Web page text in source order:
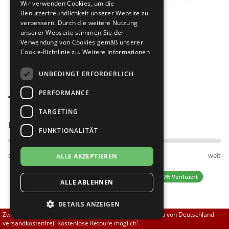
Brautschuhe
Sneaker
Übergrößen 43-44
Flexerinas
Merlet
Nueva Epoca
RayRose
Rummos
Rumpf
SoDanca
TopTanz
Bilder
Top Tanz 4214 Lion
Passt am besten bei Fußweite:
schmal normal weit
4.33 (6 Bewertungen) ✓ 100% Verifiziert
139,90 EUR
Zwischen 70,00 EUR und 800,00 EUR liefern wir innerhalb von Deutschland
versandkostenfrei! Kostenlose Retoure möglich1.
Wir verwenden Cookies, um die
Benutzerfreundlichkeit unserer Website zu
verbessern. Durch die weitere Nutzung
unserer Webseite stimmen Sie der
Verwendung von Cookies gemäß unserer
Cookie-Richtlinie zu. Weitere Informationen
UNBEDINGT ERFORDERLICH
PERFORMANCE
TARGETING
FUNKTIONALITÄT
ALLE AKZEPTIEREN
ALLE ABLEHNEN
DETAILS ANZEIGEN